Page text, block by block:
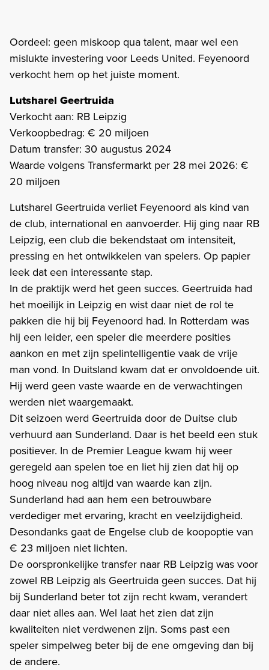
Oordeel: geen miskoop qua talent, maar wel een
mislukte investering voor Leeds United. Feyenoord
verkocht hem op het juiste moment.
Lutsharel Geertruida
Verkocht aan: RB Leipzig
Verkoopbedrag: € 20 miljoen
Datum transfer: 30 augustus 2024
Waarde volgens Transfermarkt per 28 mei 2026: €
20 miljoen
Lutsharel Geertruida verliet Feyenoord als kind van
de club, international en aanvoerder. Hij ging naar RB
Leipzig, een club die bekendstaat om intensiteit,
pressing en het ontwikkelen van spelers. Op papier
leek dat een interessante stap.
In de praktijk werd het geen succes. Geertruida had
het moeilijk in Leipzig en wist daar niet de rol te
pakken die hij bij Feyenoord had. In Rotterdam was
hij een leider, een speler die meerdere posities
aankon en met zijn spelintelligentie vaak de vrije
man vond. In Duitsland kwam dat er onvoldoende uit.
Hij werd geen vaste waarde en de verwachtingen
werden niet waargemaakt.
Dit seizoen werd Geertruida door de Duitse club
verhuurd aan Sunderland. Daar is het beeld een stuk
positiever. In de Premier League kwam hij weer
geregeld aan spelen toe en liet hij zien dat hij op
hoog niveau nog altijd van waarde kan zijn.
Sunderland had aan hem een betrouwbare
verdediger met ervaring, kracht en veelzijdigheid.
Desondanks gaat de Engelse club de koopoptie van
€ 23 miljoen niet lichten.
De oorspronkelijke transfer naar RB Leipzig was voor
zowel RB Leipzig als Geertruida geen succes. Dat hij
bij Sunderland beter tot zijn recht kwam, verandert
daar niet alles aan. Wel laat het zien dat zijn
kwaliteiten niet verdwenen zijn. Soms past een
speler simpelweg beter bij de ene omgeving dan bij
de andere.